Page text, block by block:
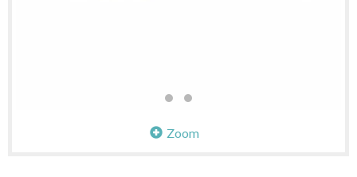
Zoom